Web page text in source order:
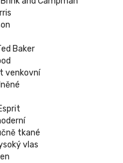
Baker
venkovní
tkané
vlas